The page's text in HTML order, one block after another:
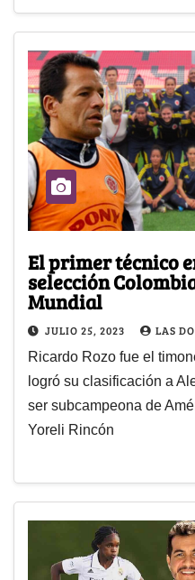
El primer técnico
selección
Mundial
JULIO 25, 2023 LAS
Ricardo Rozo fue el
logró su clasificación a
ser subcampeona de
Yoreli Rincón